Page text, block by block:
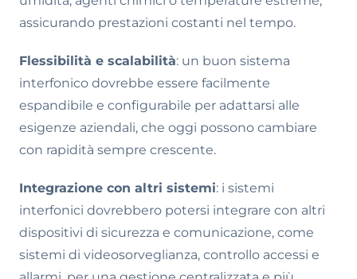
assicurando prestazioni costanti nel tempo.
Flessibilità e scalabilità: un buon sistema
interfonico dovrebbe essere facilmente
espandibile e configurabile per adattarsi alle
esigenze aziendali, che oggi possono cambiare
con rapidità sempre crescente.
Integrazione con altri sistemi: i sistemi
interfonici dovrebbero potersi integrare con altri
dispositivi di sicurezza e comunicazione, come
sistemi di videosorveglianza, controllo accessi e